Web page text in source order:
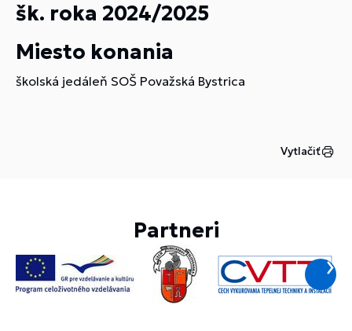
šk. roka 2024/2025
Miesto konania
školská jedáleň SOŠ Považská Bystrica
Vytlačiť
Partneri